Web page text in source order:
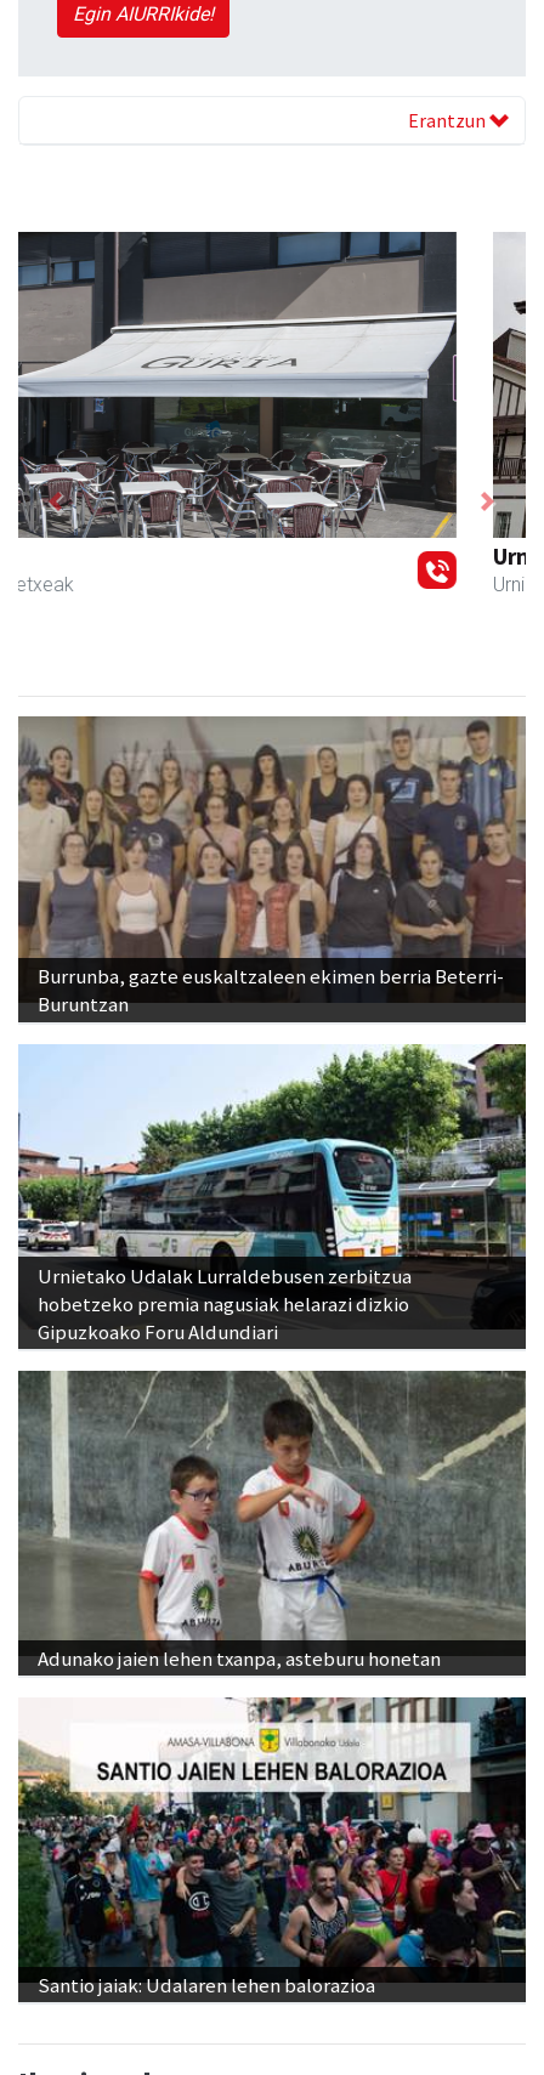
Egin AIURRIkide!
Erantzun
Urnieta
Previous Next
Burrunba, gazte euskaltzaleen ekimen berria Beterri-
Buruntzan
Urnietako Udalak Lurraldebusen zerbitzua
hobetzeko premia nagusiak helarazi dizkio
Gipuzkoako Foru Aldundiari
Adunako jaien lehen txanpa, asteburu honetan
Santio jaiak: Udalaren lehen balorazioa